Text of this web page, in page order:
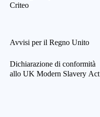
Criteo
Avvisi per il Regno Unito
Dichiarazione di conformità
allo UK Modern Slavery Act